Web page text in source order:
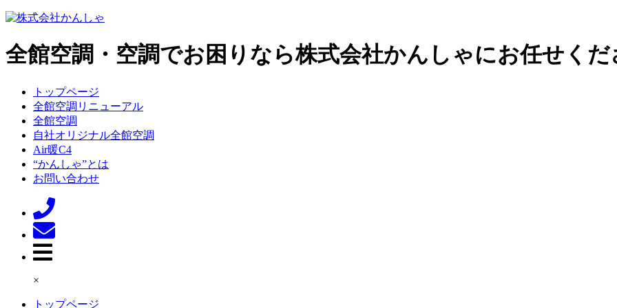
全館空調・空調でお困りなら株式会社かんしゃにお任せくだ
トップページ
全館空調リニューアル
全館空調
自社オリジナル全館空調
Air暖C4
“かんしゃ”とは
お問い合わせ
×
トップページ